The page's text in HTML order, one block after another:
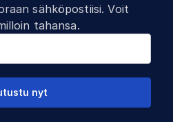
sähköpostiisi. Voit
tahansa.
nyt